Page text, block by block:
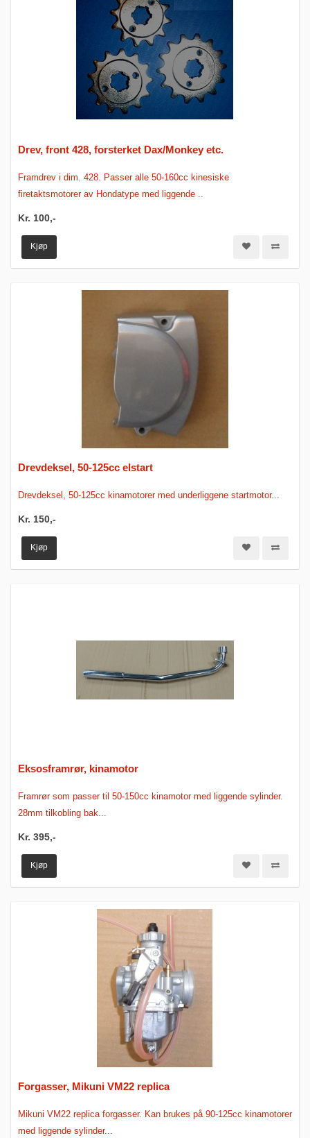
Drev, front 428, forsterket Dax/Monkey etc.
Framdrev i dim. 428. Passer alle 50-160cc kinesiske
firetaktsmotorer av Hondatype med liggende ..
Kr. 100,-
Kjøp
Drevdeksel, 50-125cc elstart
Drevdeksel, 50-125cc kinamotorer med underliggene startmotor...
Kr. 150,-
Kjøp
Eksosframrør, kinamotor
Framrør som passer til 50-150cc kinamotor med liggende sylinder.
28mm tilkobling bak...
Kr. 395,-
Kjøp
Forgasser, Mikuni VM22 replica
Mikuni VM22 replica forgasser. Kan brukes på 90-125cc kinamotorer
med liggende sylinder...